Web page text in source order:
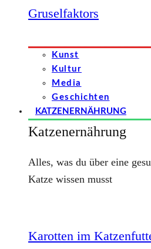
Gruselfaktors
Kunst
Kultur
Media
Geschichten
KATZENERNÄHRUNG
Katzenernährung
Alles, was du über eine
Katze wissen musst
Karotten im